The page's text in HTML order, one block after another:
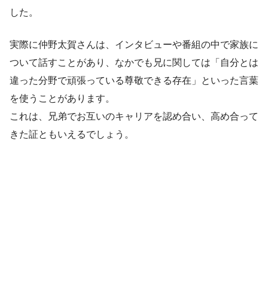
した。
実際に仲野太賀さんは、インタビューや番組の中で家族に
ついて話すことがあり、なかでも兄に関しては「自分とは
違った分野で頑張っている尊敬できる存在」といった言葉
を使うことがあります。
これは、兄弟でお互いのキャリアを認め合い、高め合って
きた証ともいえるでしょう。